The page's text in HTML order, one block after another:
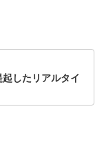
したリアルタイ